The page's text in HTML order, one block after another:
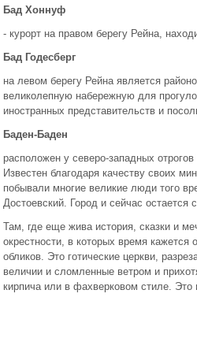
Бад Хоннуф
- курорт на правом берегу Рейна,
Бад Годесберг
на левом берегу Рейна является
великолепную набережную для
иностранных представительств и
Баден-Баден
расположен у северо-западных
Известен благодаря качеству своих
побывали многие великие люди того
Достоевский. Город и сейчас
Там, где еще жива история, сказки и
окрестности, в которых время
обликов. Это готические церкви,
величии и сломленные ветром и
кирпича или в фахверковом стиле.